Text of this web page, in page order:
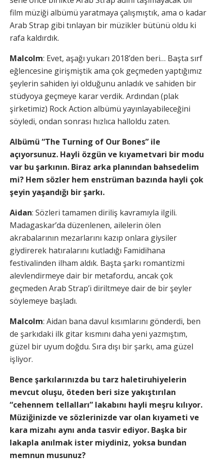
film müziği albümü yaratmaya çalışmıştık, ama o kadar
Arab Strap gibi tınlayan bir müzikler bütünü oldu ki
rafa kaldırdık.
Malcolm: Evet, aşağı yukarı 2018’den beri… Başta sırf
eğlencesine girişmiştik ama çok geçmeden yaptığımız
şeylerin sahiden iyi olduğunu anladık ve sahiden bir
stüdyoya geçmeye karar verdik. Ardından (plak
şirketimiz) Rock Action albümü yayınlayabileceğini
söyledi, ondan sonrası hızlıca halloldu zaten.
Albümü “The Turning of Our Bones” ile
açıyorsunuz. Hayli özgün ve kıyametvari bir modu
var bu şarkının. Biraz arka planından bahsedelim
mi? Hem sözler hem enstrüman bazında hayli çok
şeyin yaşandığı bir şarkı.
Aidan: Sözleri tamamen diriliş kavramıyla ilgili.
Madagaskar’da düzenlenen, ailelerin ölen
akrabalarının mezarlarını kazıp onlara giysiler
giydirerek hatıralarını kutladığı Famidihana
festivalinden ilham aldık. Başta şarkı romantizmi
alevlendirmeye dair bir metafordu, ancak çok
geçmeden Arab Strap’i diriltmeye dair de bir şeyler
söylemeye başladı.
Malcolm: Aidan bana davul kısımlarını gönderdi, ben
de şarkıdaki ilk gitar kısmını daha yeni yazmıştım,
güzel bir uyum doğdu. Sıra dışı bir şarkı, ama güzel
işliyor.
Bence şarkılarınızda bu tarz haletiruhiyelerin
mevcut oluşu, öteden beri size yakıştırılan
“cehennem tellalları” lakabını hayli meşru kılıyor.
Müziğinizde ve sözlerinizde var olan kıyameti ve
kara mizahı aynı anda tasvir ediyor. Başka bir
lakapla anılmak ister miydiniz, yoksa bundan
memnun musunuz?